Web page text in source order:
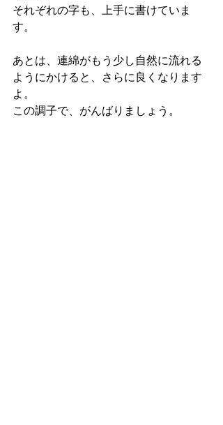
それぞれの字も、上手に書けていま
す。
あとは、連綿がもう少し自然に流れる
ようにかけると、さらに良くなります
よ。
この調子で、がんばりましょう。